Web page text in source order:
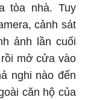
tòa nhà. Tuy
cảnh sát
ảnh lần cuối
mở cửa vào
nghi nào đến
căn hộ của